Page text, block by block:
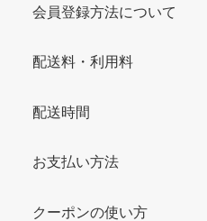
会員登録方法について
配送料・利用料
配送時間
お支払い方法
クーポンの使い方